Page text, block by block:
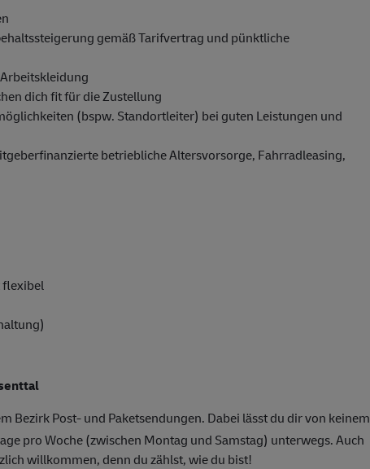
gemäß Tarifvertrag und pünktliche
dich fit für die Zustellung
(bspw. Standortleiter) bei guten Leistungen und
betriebliche Altersvorsorge, Fahrradleasing,
flexibel
Bezirk Post- und Paketsendungen. Dabei lässt du dir von keinem
pro Woche (zwischen Montag und Samstag) unterwegs. Auch
willkommen, denn du zählst, wie du bist!